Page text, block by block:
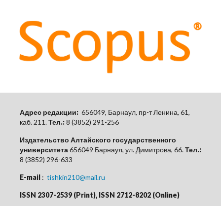
Адрес редакции: 656049, Барнаул, пр-т Ленина, 61,
каб. 211.Тел.:8 (3852) 291-256
Издательство Алтайского государственного
университета656049 Барнаул, ул. Димитрова, 66.Тел.:
8 (3852) 296-633
E-mail : tishkin210@mail.ru
ISSN 2307-2539 (Print), ISSN 2712-8202 (Online)